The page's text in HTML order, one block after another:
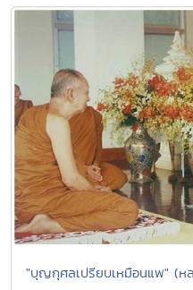
"บุญกุศลเปรียบเหมือนแพ" (ห